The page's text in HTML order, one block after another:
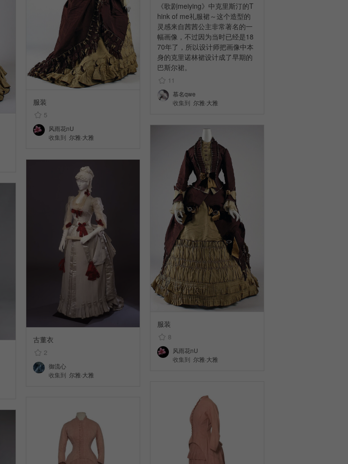
《歌剧meiying》中克里斯汀的T
hink of me礼服裙～这个造型的
灵感来自茜茜公主非常著名的一
幅画像，不过因为当时已经是18
70年了，所以设计师把画像中本
身的克里诺林裙设计成了早期的
巴斯尔裙。
11
慕名qwe
收集到 尔雅·大雅
服装
5
风雨花nU
收集到 尔雅·大雅
服装
8
风雨花nU
收集到 尔雅·大雅
古董衣
2
御流心
收集到 尔雅·大雅